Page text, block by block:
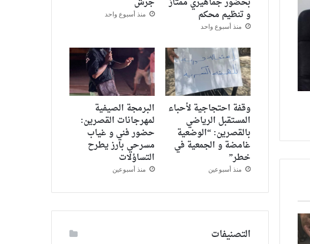
و تنظيم محكم
منذ أسبوع واحد
منذ أسبوع واحد
وقفة احتجاجية لأحباء
المستقبل الرياضي
بالقصرين: “الوضعية
غامضة و الجمعية في
خطر”
منذ أسبوعين
البرمجة الصيفية
لمهرجانات القصرين:
حضور فني و غياب
مسرحي بارز يطرح
التساؤلات
منذ أسبوعين
التصنيفات